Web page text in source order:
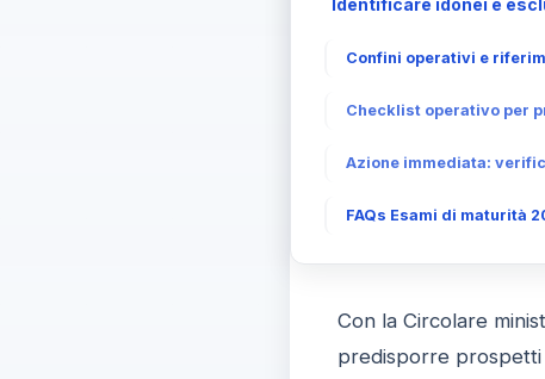
Identificare idonei e
Confini operativi e
Checklist operativo per
Azione immediata:
FAQs Esami di maturità
Con la Circolare
predisporre prospetti